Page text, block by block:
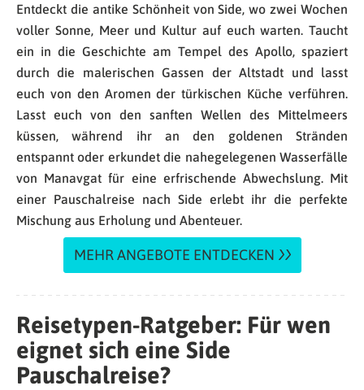
Entdeckt die antike Schönheit von Side, wo zwei Wochen
voller Sonne, Meer und Kultur auf euch warten. Taucht
ein in die Geschichte am Tempel des Apollo, spaziert
durch die malerischen Gassen der Altstadt und lasst
euch von den Aromen der türkischen Küche verführen.
Lasst euch von den sanften Wellen des Mittelmeers
küssen, während ihr an den goldenen Stränden
entspannt oder erkundet die nahegelegenen Wasserfälle
von Manavgat für eine erfrischende Abwechslung. Mit
einer Pauschalreise nach Side erlebt ihr die perfekte
Mischung aus Erholung und Abenteuer.
MEHR ANGEBOTE ENTDECKEN
Reisetypen-Ratgeber: Für wen
eignet sich eine Side
Pauschalreise?